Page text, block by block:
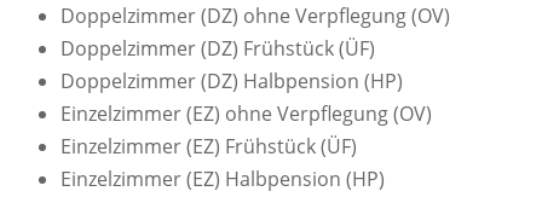
Doppelzimmer (DZ) ohne Verpflegung (OV)
Doppelzimmer (DZ) Frühstück (ÜF)
Doppelzimmer (DZ) Halbpension (HP)
Einzelzimmer (EZ) ohne Verpflegung (OV)
Einzelzimmer (EZ) Frühstück (ÜF)
Einzelzimmer (EZ) Halbpension (HP)